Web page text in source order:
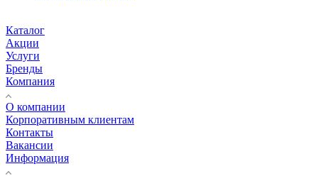
Каталог
Акции
Услуги
Бренды
Компания
О компании
Корпоративным клиентам
Контакты
Вакансии
Информация